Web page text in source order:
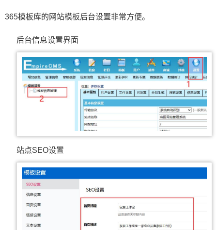
365模板库的网站模板后台设置非常方便。
后台信息设置界面
站点SEO设置